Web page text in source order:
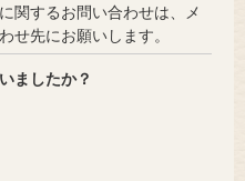
関するお問い合わせは、メ
せ先にお願いします。
ましたか？